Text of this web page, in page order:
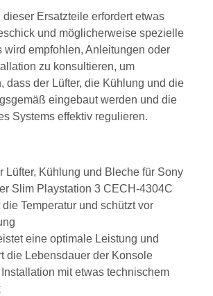
dieser Ersatzteile erfordert etwas
und möglicherweise spezielle
wird empfohlen, Anleitungen oder
zu konsultieren, um
dass der Lüfter, die Kühlung und die
eingebaut werden und die
Systems effektiv regulieren.
Lüfter, Kühlung und Bleche für Sony
Slim Playstation 3 CECH-4304C
Temperatur und schützt vor
eine optimale Leistung und
die Lebensdauer der Konsole
mit etwas technischem